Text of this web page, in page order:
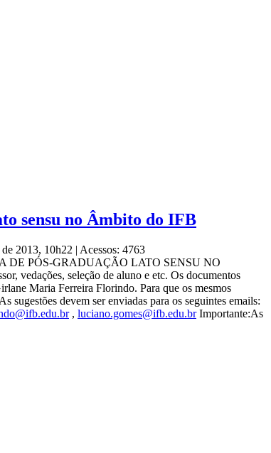
sensu no Âmbito do IFB
2013, 10h22 | Acessos: 4763
DE PÓS-GRADUAÇÃO LATO SENSU NO
vedações, seleção de aluno e etc. Os documentos
Maria Ferreira Florindo. Para que os mesmos
sugestões devem ser enviadas para os seguintes emails:
, luciano.gomes@ifb.edu.brImportante:As